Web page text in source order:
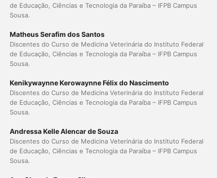
de Educação, Ciências e Tecnologia da Paraíba – IFPB Campus
Sousa.
Matheus Serafim dos Santos
Discentes do Curso de Medicina Veterinária do Instituto Federal
de Educação, Ciências e Tecnologia da Paraíba – IFPB Campus
Sousa.
Kenikywaynne Kerowaynne Félix do Nascimento
Discentes do Curso de Medicina Veterinária do Instituto Federal
de Educação, Ciências e Tecnologia da Paraíba – IFPB Campus
Sousa.
Andressa Kelle Alencar de Souza
Discentes do Curso de Medicina Veterinária do Instituto Federal
de Educação, Ciências e Tecnologia da Paraíba – IFPB Campus
Sousa.